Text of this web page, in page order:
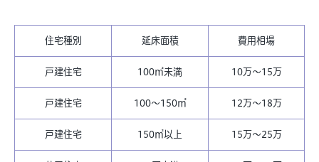
住宅種別 延床面積 費用相場
戸建住宅 100㎡未満 10万〜15万
戸建住宅 100〜150㎡ 12万〜18万
戸建住宅 150㎡以上 15万〜25万